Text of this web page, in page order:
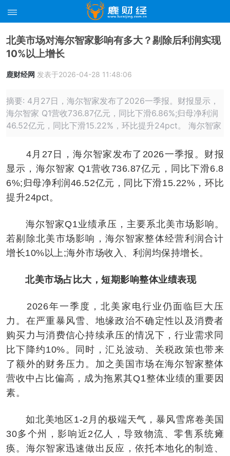
北美市场对海尔智家影响有多大？剔除后利润实现
10%以上增长
鹿财经网 发表于2026-04-28 11:48:06
摘要: 4月27日，海尔智家发布了2026一季报。财报显示，
海尔智家 Q1营收736.87亿元，同比下滑6.86%;归母净利润
46.52亿元，同比下滑15.22%，环比提升24pct。 海尔智家
4月27日，海尔智家发布了2026一季报。财报
显示，海尔智家 Q1营收736.87亿元，同比下滑6.8
6%;归母净利润46.52亿元，同比下滑15.22%，环比
提升24pct。
海尔智家Q1业绩承压，主要系北美市场影响。
若剔除北美市场影响，海尔智家整体经营利润合计
增长10%以上;海外市场收入、利润均保持增长。
北美市场占比大，短期影响整体业绩表现
2026年一季度，北美家电行业仍面临巨大压
力。在严重暴风雪、地缘政治不确定性以及消费者
购买力与消费信心持续承压的情况下，行业需求同
比下降约10%。同时，汇兑波动、关税政策也带来
了额外的财务压力。加之美国市场在海尔智家整体
营收中占比偏高，成为拖累其Q1整体业绩的重要因
素。
如北美地区1-2月的极端天气，暴风雪席卷美国
30多个州，影响近2亿人，导致物流、零售系统瘫
痪。海尔智家迅速做出反应，依托本地化的制造、